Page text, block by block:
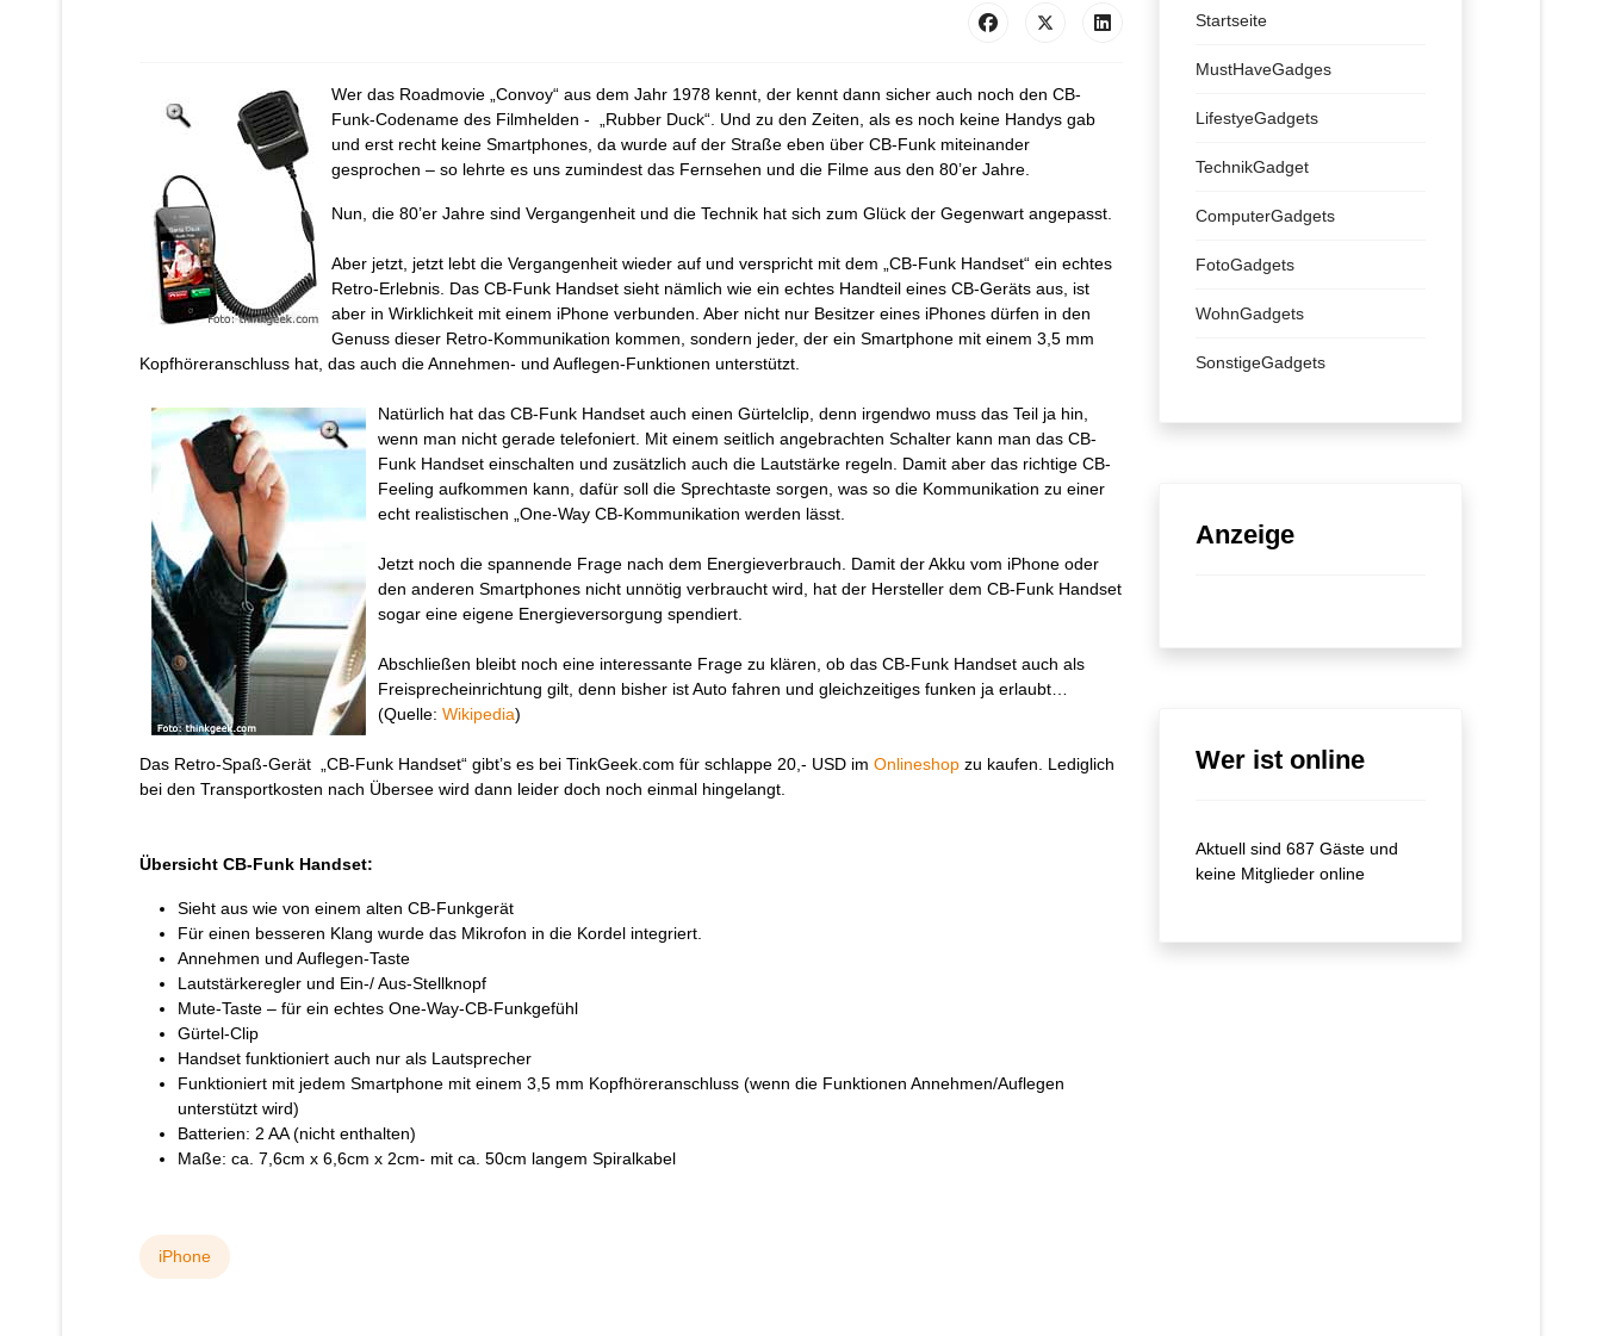
Wer das Roadmovie „Convoy“ aus dem Jahr 1978 kennt, der kennt dann sicher auch noch den CB-
Funk-Codename des Filmhelden - „Rubber Duck“. Und zu den Zeiten, als es noch keine Handys gab
und erst recht keine Smartphones, da wurde auf der Straße eben über CB-Funk miteinander
gesprochen – so lehrte es uns zumindest das Fernsehen und die Filme aus den 80’er Jahre.
Nun, die 80’er Jahre sind Vergangenheit und die Technik hat sich zum Glück der Gegenwart angepasst.
Aber jetzt, jetzt lebt die Vergangenheit wieder auf und verspricht mit dem „CB-Funk Handset“ ein echtes
Retro-Erlebnis. Das CB-Funk Handset sieht nämlich wie ein echtes Handteil eines CB-Geräts aus, ist
aber in Wirklichkeit mit einem iPhone verbunden. Aber nicht nur Besitzer eines iPhones dürfen in den
Genuss dieser Retro-Kommunikation kommen, sondern jeder, der ein Smartphone mit einem 3,5 mm
Kopfhöreranschluss hat, das auch die Annehmen- und Auflegen-Funktionen unterstützt.
Natürlich hat das CB-Funk Handset auch einen Gürtelclip, denn irgendwo muss das Teil ja hin,
wenn man nicht gerade telefoniert. Mit einem seitlich angebrachten Schalter kann man das CB-
Funk Handset einschalten und zusätzlich auch die Lautstärke regeln. Damit aber das richtige CB-
Feeling aufkommen kann, dafür soll die Sprechtaste sorgen, was so die Kommunikation zu einer
echt realistischen „One-Way CB-Kommunikation werden lässt.
Jetzt noch die spannende Frage nach dem Energieverbrauch. Damit der Akku vom iPhone oder
den anderen Smartphones nicht unnötig verbraucht wird, hat der Hersteller dem CB-Funk Handset
sogar eine eigene Energieversorgung spendiert.
Abschließen bleibt noch eine interessante Frage zu klären, ob das CB-Funk Handset auch als
Freisprecheinrichtung gilt, denn bisher ist Auto fahren und gleichzeitiges funken ja erlaubt…
(Quelle: Wikipedia)
Das Retro-Spaß-Gerät „CB-Funk Handset“ gibt’s es bei TinkGeek.com für schlappe 20,- USD im Onlineshop zu kaufen. Lediglich
bei den Transportkosten nach Übersee wird dann leider doch noch einmal hingelangt.
Übersicht CB-Funk Handset:
Sieht aus wie von einem alten CB-Funkgerät
Für einen besseren Klang wurde das Mikrofon in die Kordel integriert.
Annehmen und Auflegen-Taste
Lautstärkeregler und Ein-/ Aus-Stellknopf
Mute-Taste – für ein echtes One-Way-CB-Funkgefühl
Gürtel-Clip
Handset funktioniert auch nur als Lautsprecher
Funktioniert mit jedem Smartphone mit einem 3,5 mm Kopfhöreranschluss (wenn die Funktionen Annehmen/Auflegen
unterstützt wird)
Batterien: 2 AA (nicht enthalten)
Maße: ca. 7,6cm x 6,6cm x 2cm- mit ca. 50cm langem Spiralkabel
iPhone
Startseite
MustHaveGadges
LifestyeGadgets
TechnikGadget
ComputerGadgets
FotoGadgets
WohnGadgets
SonstigeGadgets
Anzeige
Wer ist online
Aktuell sind 687 Gäste und
keine Mitglieder online